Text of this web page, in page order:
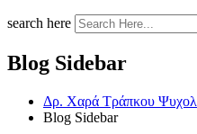
search here
Blog Sidebar
Δρ. Χαρά Τράπκου
Blog Sidebar